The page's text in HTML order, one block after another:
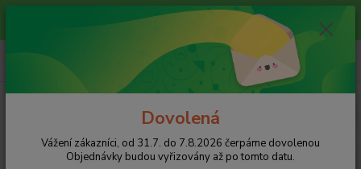
Vážení zákazníci, od 31.7. do 7.8.2026 čerpáme dovolenou
Objednávky budou vyřizovány až po tomto datu.
+420 608 754 282
pište email, pokud nezvedám tel.
Dovolená
Vážení zákazníci, od 31.7. do 7.8.2026 čerpáme dovolenou
Objednávky budou vyřizovány až po tomto datu.